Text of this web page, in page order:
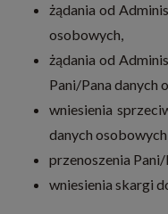
żądania od
osobowych,
żądania od
Pani/Pana danych
wniesienia
danych
przenoszenia
wniesienia skargi